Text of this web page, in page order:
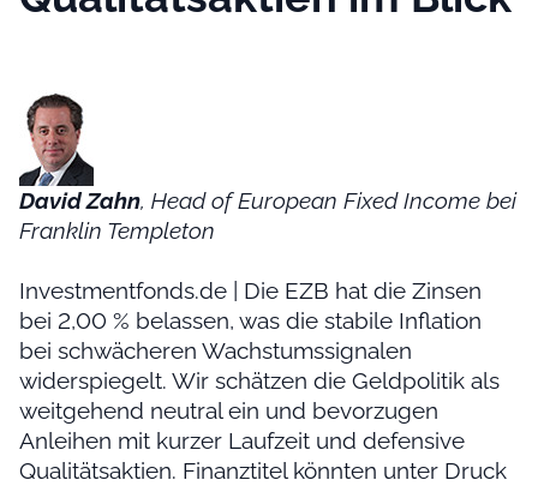
David Zahn, Head of European Fixed Income bei
Franklin Templeton
Investmentfonds.de | Die EZB hat die Zinsen
bei 2,00 % belassen, was die stabile Inflation
bei schwächeren Wachstumssignalen
widerspiegelt. Wir schätzen die Geldpolitik als
weitgehend neutral ein und bevorzugen
Anleihen mit kurzer Laufzeit und defensive
Qualitätsaktien. Finanztitel könnten unter Druck